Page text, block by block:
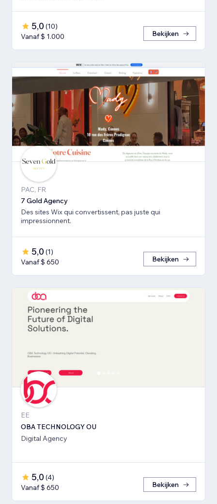
5,0 (10)
Vanaf $ 1.000
Bekijken
PAC, FR
7 Gold Agency
Des sites Wix qui convertissent, pas juste qui
impressionnent.
5,0 (1)
Vanaf $ 650
Bekijken
EE
OBA TECHNOLOGY OU
Digital Agency
5,0 (4)
Vanaf $ 650
Bekijken